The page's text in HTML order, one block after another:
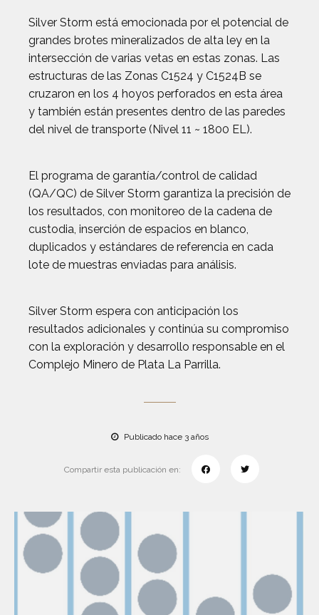
Silver Storm está emocionada por el potencial de
grandes brotes mineralizados de alta ley en la
intersección de varias vetas en estas zonas. Las
estructuras de las Zonas C1524 y C1524B se
cruzaron en los 4 hoyos perforados en esta área
y también están presentes dentro de las paredes
del nivel de transporte (Nivel 11 ~ 1800 EL).
El programa de garantía/control de calidad
(QA/QC) de Silver Storm garantiza la precisión de
los resultados, con monitoreo de la cadena de
custodia, inserción de espacios en blanco,
duplicados y estándares de referencia en cada
lote de muestras enviadas para análisis.
Silver Storm espera con anticipación los
resultados adicionales y continúa su compromiso
con la exploración y desarrollo responsable en el
Complejo Minero de Plata La Parrilla.
Publicado hace 3 años
Compartir esta publicación en: